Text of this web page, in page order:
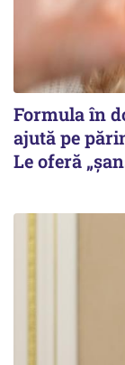
Formula în
ajută pe
Le oferă